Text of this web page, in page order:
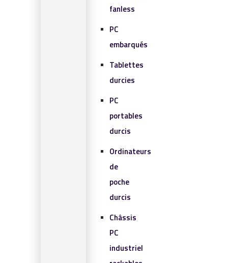
fanless
PC
embarqués
Tablettes
durcies
PC
portables
durcis
Ordinateurs
de
poche
durcis
Châssis
PC
industriel